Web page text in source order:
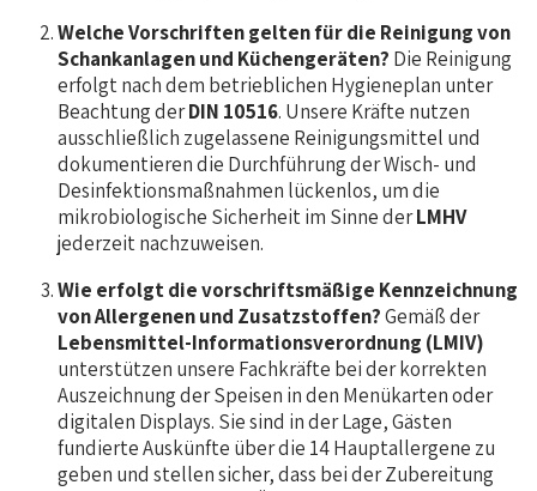
Welche Vorschriften gelten für die Reinigung von
Schankanlagen und Küchengeräten? Die Reinigung
erfolgt nach dem betrieblichen Hygieneplan unter
Beachtung derDIN 10516. Unsere Kräfte nutzen
ausschließlich zugelassene Reinigungsmittel und
dokumentieren die Durchführung der Wisch- und
Desinfektionsmaßnahmen lückenlos, um die
mikrobiologische Sicherheit im Sinne derLMHV
jederzeit nachzuweisen.
Wie erfolgt die vorschriftsmäßige Kennzeichnung
von Allergenen und Zusatzstoffen?Gemäß der
Lebensmittel-Informationsverordnung (LMIV)
unterstützen unsere Fachkräfte bei der korrekten
Auszeichnung der Speisen in den Menükarten oder
digitalen Displays. Sie sind in der Lage, Gästen
fundierte Auskünfte über die 14 Hauptallergene zu
geben und stellen sicher, dass bei der Zubereitung